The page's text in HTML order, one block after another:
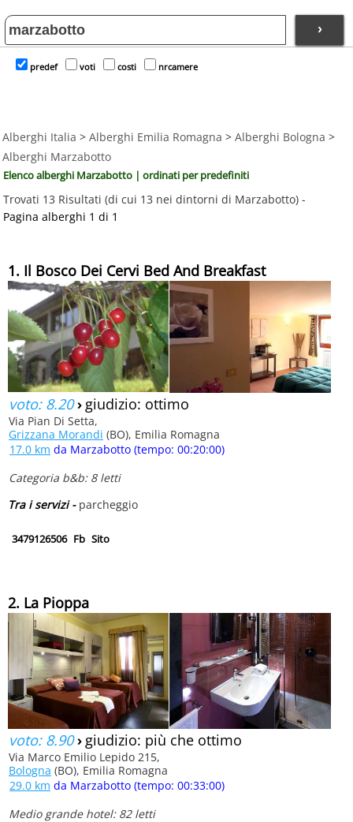
›
predef voti costi nrcamere
Alberghi Italia > Alberghi Emilia Romagna > Alberghi Bologna >
Alberghi Marzabotto
Elenco alberghi Marzabotto | ordinati per predefiniti
Trovati 13 Risultati (di cui 13 nei dintorni di Marzabotto) -
Pagina alberghi 1 di 1
1. Il Bosco Dei Cervi Bed And Breakfast
voto: 8.20› giudizio: ottimo
Via Pian Di Setta,
Grizzana Morandi (BO), Emilia Romagna
17.0 km da Marzabotto (tempo: 00:20:00)
Categoria b&b: 8 letti
Tra i servizi - parcheggio
3479126506 Fb Sito
2. La Pioppa
voto: 8.90› giudizio: più che ottimo
Via Marco Emilio Lepido 215,
Bologna (BO), Emilia Romagna
29.0 km da Marzabotto (tempo: 00:33:00)
Medio grande hotel: 82 letti